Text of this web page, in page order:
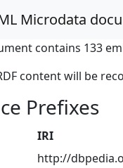
Microdata
contains 133
content will be
Prefixes
IRI
http://